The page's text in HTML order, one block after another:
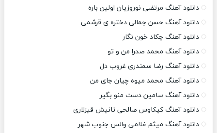
دانلود آهنگ مرتضی نوروزیان اولین باره
دانلود آهنگ حسن جمالی دختره ی قرشمی
دانلود آهنگ چکاد خون نگار
دانلود آهنگ محمد صدرا من و تو
دانلود آهنگ رضا سمندری غروب دل
دانلود آهنگ محمد میوه چیان جای من
دانلود آهنگ سامین دست منو بگیر
دانلود آهنگ کیکاوس صالحی تانیش قیزلاری
دانلود آهنگ میثم غلامی والس جنوب شهر